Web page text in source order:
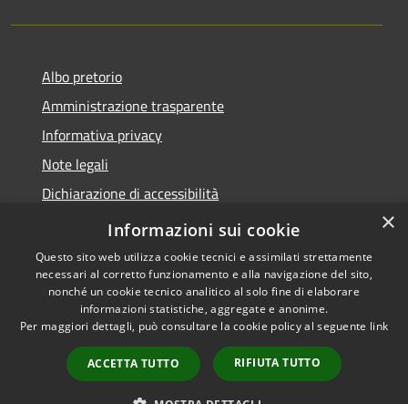
Albo pretorio
Amministrazione trasparente
Informativa privacy
Note legali
Dichiarazione di accessibilità
Meccanismo di Feedback
Accessibilità
Copyright © 2026 • Comune di
Chieri • Powered by
Municipium•
Accesso
redazione
×
Informazioni sui cookie
Questo sito web utilizza cookie tecnici e assimilati strettamente
necessari al corretto funzionamento e alla navigazione del sito,
nonché un cookie tecnico analitico al solo fine di elaborare
informazioni statistiche, aggregate e anonime.
Per maggiori dettagli, può consultare la cookie policy al seguente link
ACCETTA TUTTO RIFIUTA TUTTO